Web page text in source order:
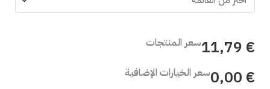
سعر المنتجات € 11,79
سعر الخيارات الإضافية € 0,00